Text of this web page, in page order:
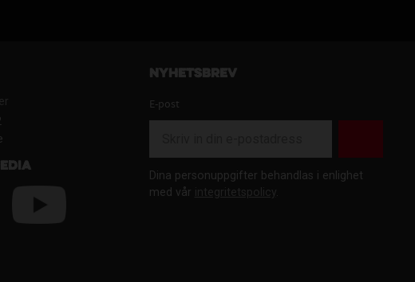
Nyhetsbrev
E-post
Dina personuppgifter behandlas i enlighet
med vår integritetspolicy